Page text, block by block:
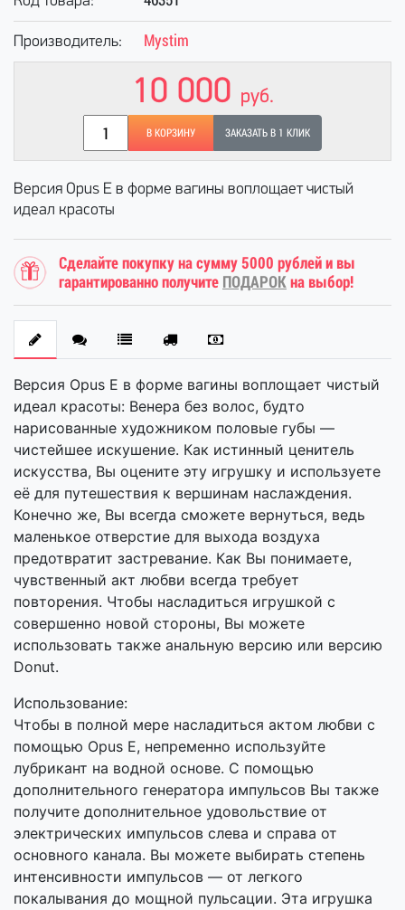
Производитель: Mystim
10 000 руб.
В КОРЗИНУ ЗАКАЗАТЬ В 1 КЛИК
Версия Opus E в форме вагины воплощает чистый
идеал красоты
Сделайте покупку на сумму 5000 рублей и вы
гарантированно получите ПОДАРОК на выбор!
Версия Opus E в форме вагины воплощает чистый
идеал красоты: Венера без волос, будто
нарисованные художником половые губы —
чистейшее искушение. Как истинный ценитель
искусства, Вы оцените эту игрушку и используете
её для путешествия к вершинам наслаждения.
Конечно же, Вы всегда сможете вернуться, ведь
маленькое отверстие для выхода воздуха
предотвратит застревание. Как Вы понимаете,
чувственный акт любви всегда требует
повторения. Чтобы насладиться игрушкой с
совершенно новой стороны, Вы можете
использовать также анальную версию или версию
Donut.
Использование:
Чтобы в полной мере насладиться актом любви с
помощью Opus E, непременно используйте
лубрикант на водной основе. С помощью
дополнительного генератора импульсов Вы также
получите дополнительное удовольствие от
электрических импульсов слева и справа от
основного канала. Вы можете выбирать степень
интенсивности импульсов — от легкого
покалывания до мощной пульсации. Эта игрушка